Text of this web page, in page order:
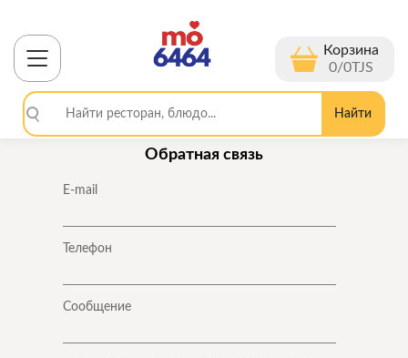
Корзина
0/0TJS
Найти
Обратная связь
E-mail
Телефон
Сообщение